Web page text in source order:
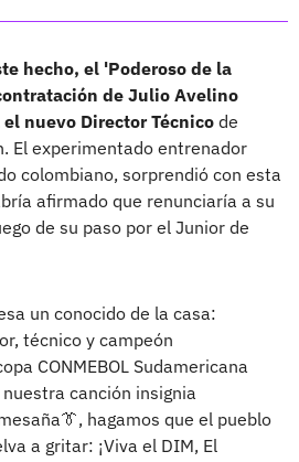
hecho, el 'Poderoso de la
de Julio Avelino
nuevo Director Técnico de
El experimentado entrenador
colombiano, sorprendió con esta
afirmado que renunciaría a su
de su paso por el Junior de
un conocido de la casa:
técnico y campeón
CONMEBOL Sudamericana
nuestra canción insignia
hagamos que el pueblo
a gritar: ¡Viva el DIM, El